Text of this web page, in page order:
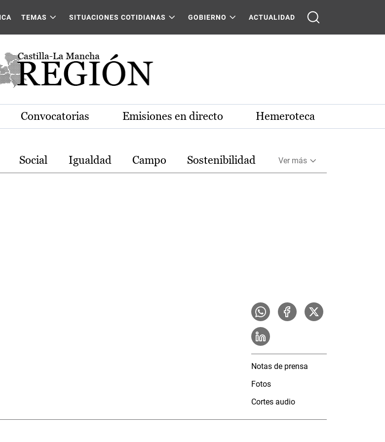
TEMAS SITUACIONES COTIDIANAS GOBIERNO ACTUALIDAD
Convocatorias Emisiones en directo Hemeroteca
Social Igualdad Campo Sostenibilidad Ver más
Notas de prensa
Fotos
Cortes audio